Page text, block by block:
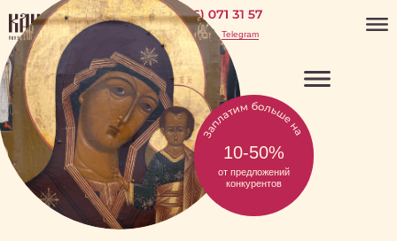
WhatsApp Telegram
10-50%
от предложений
конкурентов